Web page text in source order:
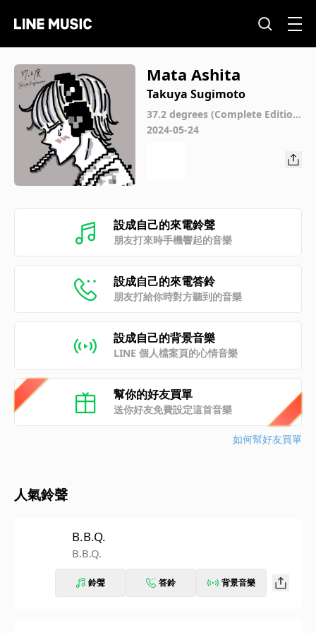
Mata Ashita
Takuya Sugimoto
37.2 degrees (Complete Editio
n)
2024-05-24
設成自己的來電鈴聲
朋友打來時手機響起的音樂
設成自己的來電答鈴
朋友打給你時對方聽到的音樂
設成自己的背景音樂
LINE 個人檔案頁的心情音樂
幫你的好友買單
送你好友免費設定這首音樂
如何幫好友買單
人氣鈴聲
B.B.Q.
B.B.Q.
鈴聲 答鈴 背景音樂